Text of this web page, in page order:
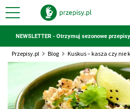
NEWSLETTER - Otrzymuj sezonowe
Przepisy.pl Blog Kuskus – kasza czy nie